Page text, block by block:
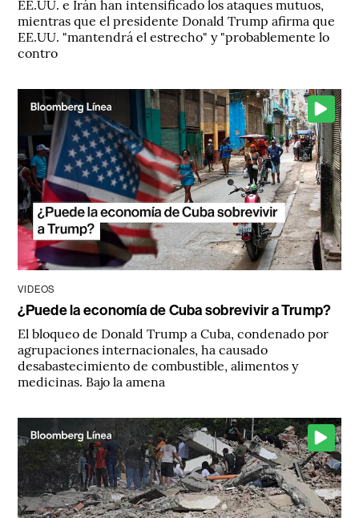
EE.UU. e Irán han intensificado los ataques mutuos,
mientras que el presidente Donald Trump afirma que
EE.UU. "mantendrá el estrecho" y "probablemente lo
contro
VIDEOS
¿Puede la economía de Cuba sobrevivir a Trump?
El bloqueo de Donald Trump a Cuba, condenado por
agrupaciones internacionales, ha causado
desabastecimiento de combustible, alimentos y
medicinas. Bajo la amena